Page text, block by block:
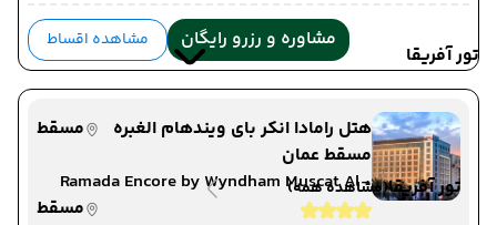
تور آفریقا
تور آفریقا(مشاهده همه)
مشاوره و رزرو رایگان مشاهده اقساط
هتل رامادا انکر بای ویندهام الغبره
مسقط عمان
مسقط
Ramada Encore by Wyndham Muscat Al-
Ghubra
مسقط